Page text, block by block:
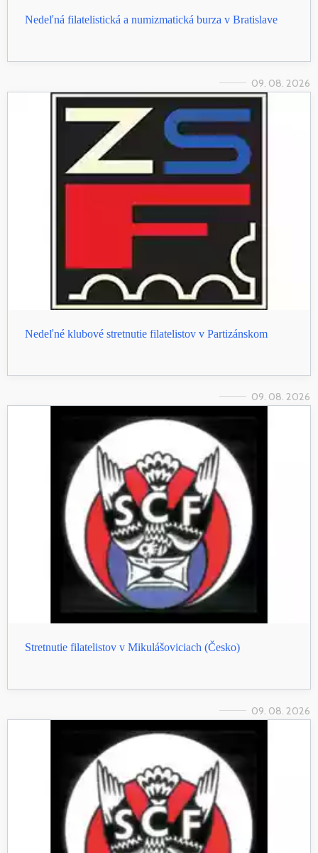
Nedeľná filatelistická a numizmatická burza v Bratislave
09. 08. 2026
Nedeľné klubové stretnutie filatelistov v Partizánskom
09. 08. 2026
Stretnutie filatelistov v Mikulášoviciach (Česko)
09. 08. 2026